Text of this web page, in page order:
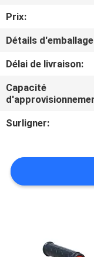
VISITE
DE
L'USINE
CONTRÔLE
DE
NOUS
Prix:
Détails
Délai de livraison:
Capacité
Surligner: